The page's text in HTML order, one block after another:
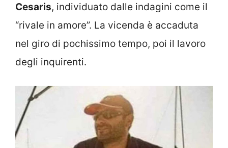
Cesaris, individuato dalle indagini come il
“rivale in amore”. La vicenda è accaduta
nel giro di pochissimo tempo, poi il lavoro
degli inquirenti.